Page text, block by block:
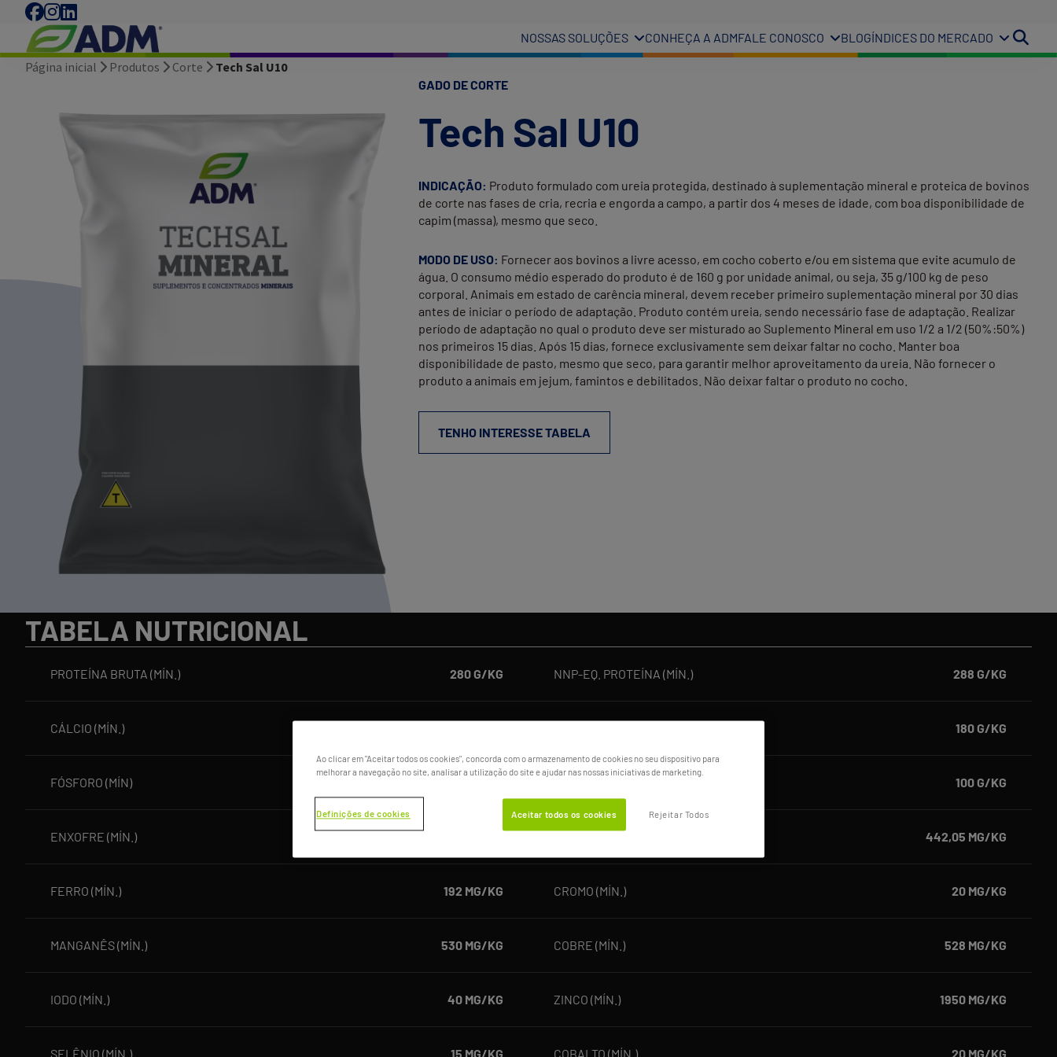
NOSSAS SOLUÇÕES CONHEÇA A ADMFALE CONOSCO BLOGÍNDICES DO MERCADO
Página inicial Produtos Corte Tech Sal U10
GADO DE CORTE
Tech Sal U10
INDICAÇÃO: Produto formulado com ureia protegida, destinado à suplementação mineral e proteica de bovinos
de corte nas fases de cria, recria e engorda a campo, a partir dos 4 meses de idade, com boa disponibilidade de
capim (massa), mesmo que seco.
MODO DE USO: Fornecer aos bovinos a livre acesso, em cocho coberto e/ou em sistema que evite acumulo de
água. O consumo médio esperado do produto é de 160 g por unidade animal, ou seja, 35 g/100 kg de peso
corporal. Animais em estado de carência mineral, devem receber primeiro suplementação mineral por 30 dias
antes de iniciar o período de adaptação. Produto contém ureia, sendo necessário fase de adaptação. Realizar
período de adaptação no qual o produto deve ser misturado ao Suplemento Mineral em uso 1/2 a 1/2 (50%:50%)
nos primeiros 15 dias. Após 15 dias, fornece exclusivamente sem deixar faltar no cocho. Manter boa
disponibilidade de pasto, mesmo que seco, para garantir melhor aproveitamento da ureia. Não fornecer o
produto a animais em jejum, famintos e debilitados. Não deixar faltar o produto no cocho.
TENHO INTERESSE TABELA
TABELA NUTRICIONAL
PROTEÍNA BRUTA (MÍN.) 280 G/KG
CÁLCIO (MÍN.)
FÓSFORO (MÍN)
ENXOFRE (MÍN.)
FERRO (MÍN.) 192 MG/KG
MANGANÊS (MÍN.) 530 MG/KG
IODO (MÍN.) 40 MG/KG
SELÊNIO (MÍN.) 15 MG/KG
NNP-EQ. PROTEÍNA (MÍN.) 288 G/KG
180 G/KG
100 G/KG
442,05 MG/KG
CROMO (MÍN.) 20 MG/KG
COBRE (MÍN.) 528 MG/KG
ZINCO (MÍN.) 1950 MG/KG
COBALTO (MÍN.) 20 MG/KG
Ao clicar em "Aceitar todos os cookies", concorda com o armazenamento de cookies no seu dispositivo para
melhorar a navegação no site, analisar a utilização do site e ajudar nas nossas iniciativas de marketing.
Definições de cookies Rejeitar Todos
Aceitar todos os cookies